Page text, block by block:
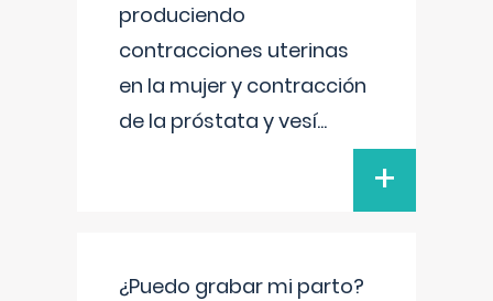
produciendo
contracciones uterinas
en la mujer y contracción
de la próstata y vesí...
+
¿Puedo grabar mi parto?